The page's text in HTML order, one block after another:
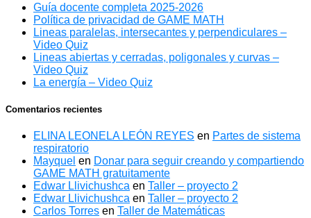
Guía docente completa 2025-2026
Política de privacidad de GAME MATH
Lineas paralelas, intersecantes y perpendiculares –
Video Quiz
Lineas abiertas y cerradas, poligonales y curvas –
Video Quiz
La energía – Video Quiz
Comentarios recientes
ELINA LEONELA LEÓN REYES en Partes de sistema
respiratorio
Mayquel en Donar para seguir creando y compartiendo
GAME MATH gratuitamente
Edwar Llivichushca en Taller – proyecto 2
Edwar Llivichushca en Taller – proyecto 2
Carlos Torres en Taller de Matemáticas